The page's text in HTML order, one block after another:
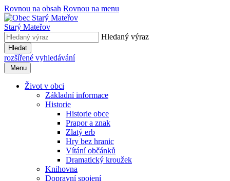
Rovnou na obsah Rovnou na menu
Starý Mateřov
Hledaný výraz
Hledat
rozšířené vyhledávání
Menu
Život v obci
Základní informace
Historie
Historie obce
Prapor a znak
Zlatý erb
Hry bez hranic
Vítání občánků
Dramatický kroužek
Knihovna
Dopravní spojení